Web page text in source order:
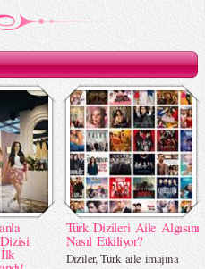
Türk Dizileri Aile Algısını
Nasıl Etkiliyor?
Diziler, Türk aile imajına